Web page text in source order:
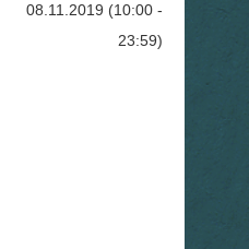
08.11.2019 (10:00 -
23:59)